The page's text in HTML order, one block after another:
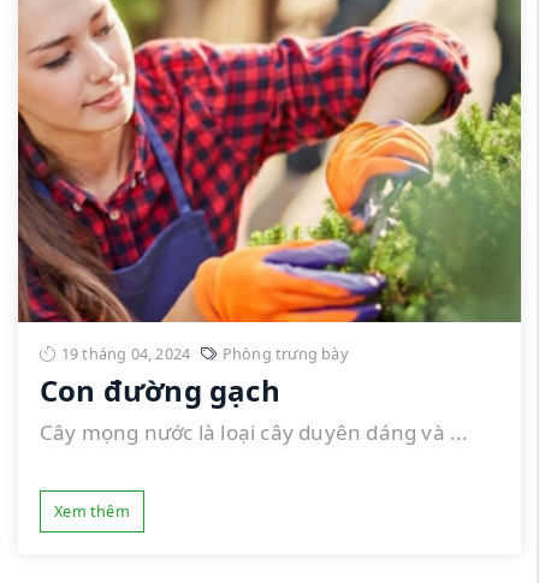
19 tháng 04, 2024 Phòng trưng bày
Con đường gạch
Cây mọng nước là loại cây duyên dáng và ...
Xem thêm